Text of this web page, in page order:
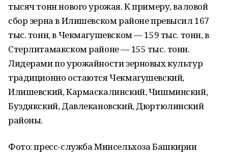
тысяч тонн нового урожая. К примеру, валовой
сбор зерна в Илишевском районе превысил 167
тыс. тонн, в Чекмагушевском — 159 тыс. тонн, в
Стерлитамакском районе — 155 тыс. тонн.
Лидерами по урожайности зерновых культур
традиционно остаются Чекмагушевский,
Илишевский, Кармаскалинский, Чишминский,
Буздякский, Давлекановский, Дюртюлинский
районы.
Фото: пресс-служба Минсельхоза Башкирии